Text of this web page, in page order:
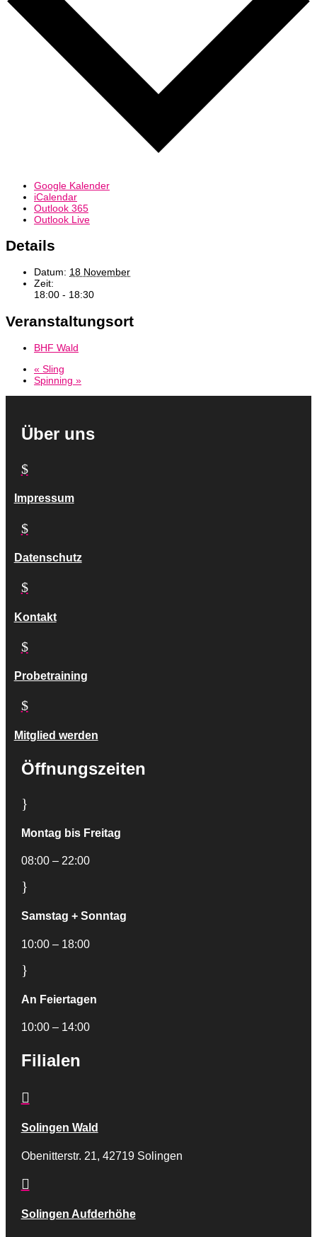
Google Kalender
iCalendar
Outlook 365
Outlook Live
Details
Datum: 18 November
Zeit:
18:00 - 18:30
Veranstaltungsort
BHF Wald
« Sling
Spinning »
Über uns
$
Impressum
$
Datenschutz
$
Kontakt
$
Probetraining
$
Mitglied werden
Öffnungszeiten
}
Montag bis Freitag
08:00 – 22:00
}
Samstag + Sonntag
10:00 – 18:00
}
An Feiertagen
10:00 – 14:00
Filialen

Solingen Wald
Obenitterstr. 21, 42719 Solingen

Solingen Aufderhöhe